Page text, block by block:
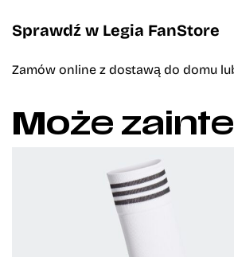
Sprawdź w Legia FanStore
Zamów online z dostawą do domu
Może